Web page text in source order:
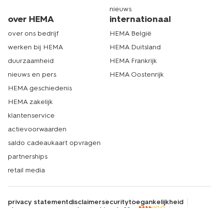
nieuws
over HEMA
over ons bedrijf
werken bij HEMA
duurzaamheid
nieuws en pers
HEMA geschiedenis
HEMA zakelijk
klantenservice
actievoorwaarden
saldo cadeaukaart opvragen
partnerships
retail media
internationaal
HEMA België
HEMA Duitsland
HEMA Frankrijk
HEMA Oostenrijk
privacy statementdisclaimersecuritytoegankelijkheid